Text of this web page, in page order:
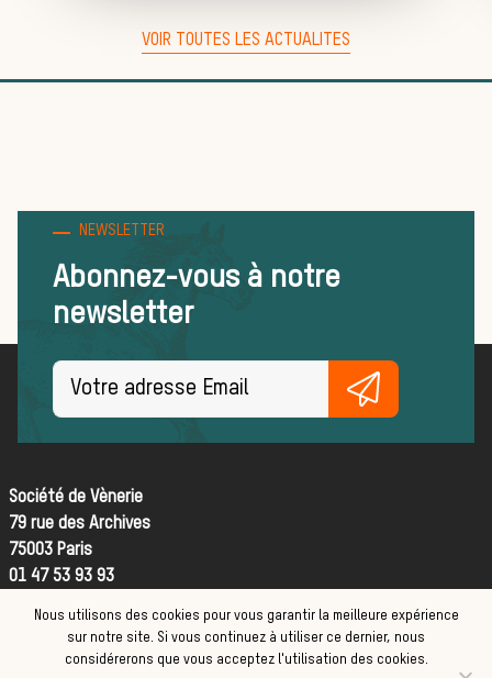
la
VOIR TOUTES LES ACTUALITES
NEWSLETTER
Abonnez-vous à notre
newsletter
Société de Vènerie
79 rue des Archives
75003 Paris
01 47 53 93 93
Contact
Nous utilisons des cookies pour vous garantir la meilleure expérience
sur notre site. Si vous continuez à utiliser ce dernier, nous
considérerons que vous acceptez l'utilisation des cookies.